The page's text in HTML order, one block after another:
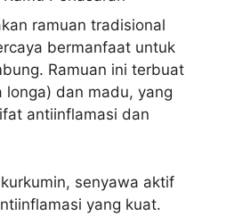
ramuan tradisional
bermanfaat untuk
Ramuan ini terbuat
longa) dan madu, yang
antiinflamasi dan
senyawa aktif
yang kuat.